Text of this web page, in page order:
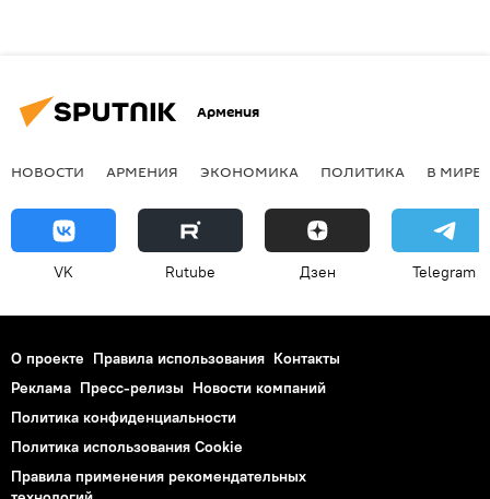
Армения
НОВОСТИ АРМЕНИЯ ЭКОНОМИКА ПОЛИТИКА В МИРЕ
VK Rutube Дзен Telegram
О проекте Правила использования Контакты
Реклама Пресс-релизы Новости компаний
Политика конфиденциальности
Политика использования Cookie
Правила применения рекомендательных